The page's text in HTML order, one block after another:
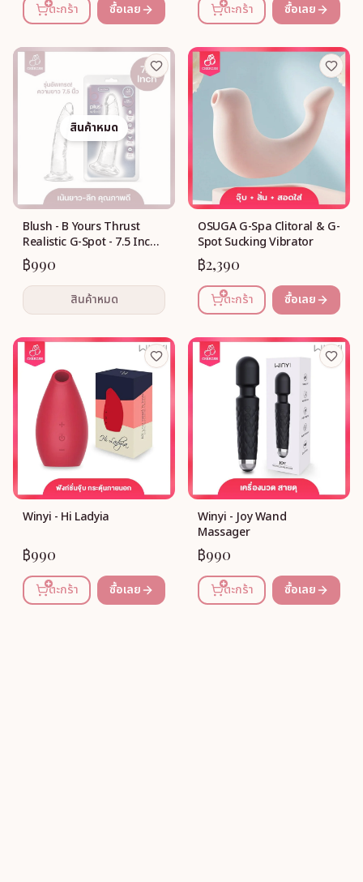
ตะกร้า ซื้อเลย ตะกร้า ซื้อเลย
สินค้าหมด
Blush - B Yours Thrust
Realistic G-Spot - 7.5 Inch
(clear)
฿990
สินค้าหมด
OSUGA G-Spa Clitoral & G-
Spot Sucking Vibrator
฿2,390
ตะกร้า ซื้อเลย
Winyi - Hi Ladyia
฿990
ตะกร้า ซื้อเลย
Winyi - Joy Wand
Massager
฿990
ตะกร้า ซื้อเลย